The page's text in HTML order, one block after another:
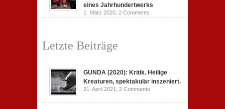
eines Jahrhundertwerks
1. März 2020, 2 Comments
Letzte Beiträge
GUNDA (2020): Kritik. Heilige
Kreaturen, spektakulär inszeniert.
21. April 2021, 2 Comments